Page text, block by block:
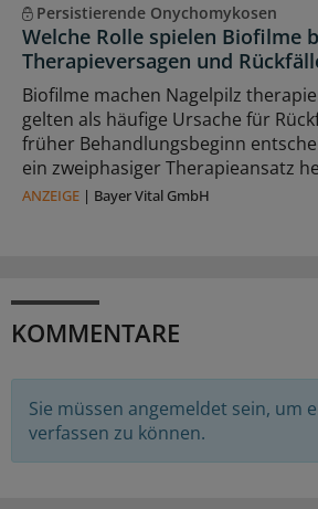
Persistierende Onychomykosen
Welche Rolle spielen Biofilme
Therapieversagen und
Biofilme machen Nagelpilz
gelten als häufige Ursache für
früher Behandlungsbeginn
ein zweiphasiger Therapieansatz
ANZEIGE | Bayer Vital GmbH
KOMMENTARE
Sie müssen angemeldet sein, um
verfassen zu können.